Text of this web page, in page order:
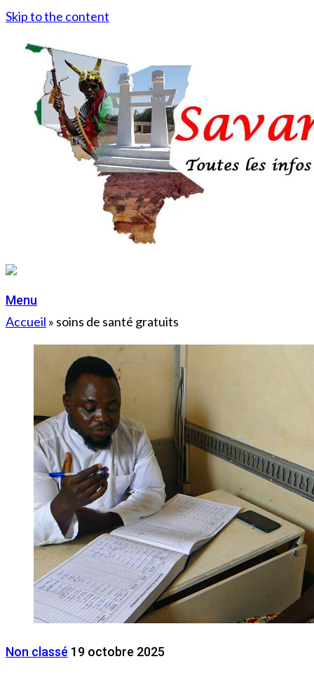
Skip to the content
Menu
Accueil » soins de santé gratuits
Non classé 19 octobre 2025